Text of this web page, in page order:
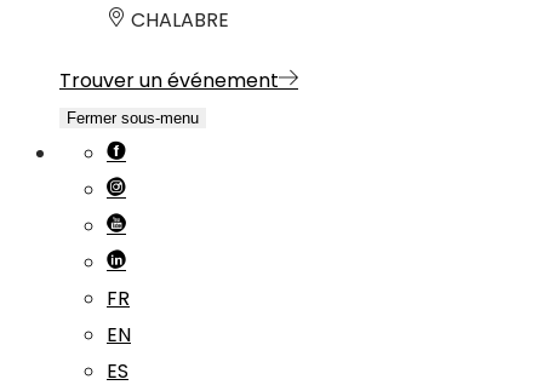
CHALABRE
Trouver un événement
Fermer sous-menu
FR
EN
ES